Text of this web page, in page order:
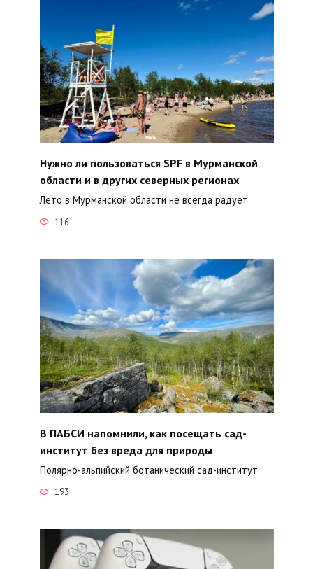
Нужно ли пользоваться SPF в Мурманской
области и в других северных регионах
Лето в Мурманской области не всегда радует
116
В ПАБСИ напомнили, как посещать сад-
институт без вреда для природы
Полярно-альпийский ботанический сад-институт
193